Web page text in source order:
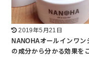
2019年5月21日
NANOHAオールインワン
の成分から分かる効果を